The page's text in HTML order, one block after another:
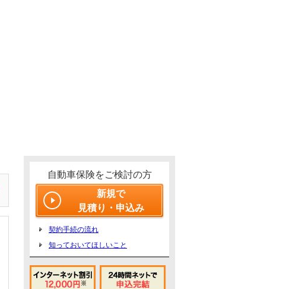
自動車保険をご検討の方
新規で
見積り・申込み
契約手続の流れ
知っておいてほしいこと